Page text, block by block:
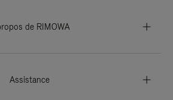
de RIMOWA
Assistance